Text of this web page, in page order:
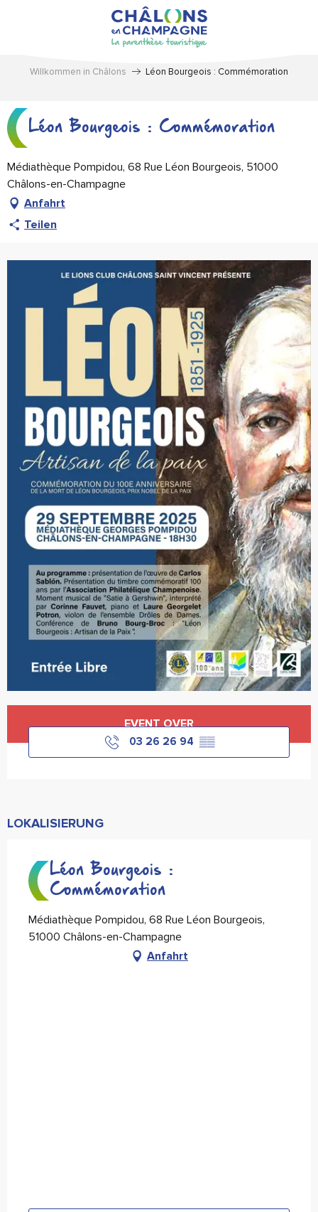
Willkommen in Châlons Léon Bourgeois : Commémoration
Léon Bourgeois : Commémoration
Médiathèque Pompidou, 68 Rue Léon Bourgeois, 51000
Châlons-en-Champagne
Anfahrt
Teilen
EVENT OVER
03 26 26 94 ▒▒
LOKALISIERUNG
Léon Bourgeois :
Commémoration
Médiathèque Pompidou, 68 Rue Léon Bourgeois,
51000 Châlons-en-Champagne
Anfahrt